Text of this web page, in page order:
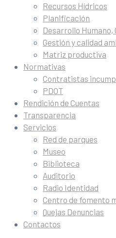
Recursos Hídricos
Planificación
Desarrollo
Gestión y calidad
Matriz productiva
Normativas
Contratistas
PDOT
Rendición de Cuentas
Transparencia
Servicios
Red de parques
Museo
Biblioteca
Auditorio
Radio Identidad
Centro de fomento
Quejas Denuncias
Contactos